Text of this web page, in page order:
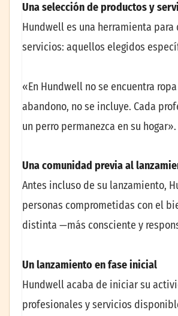
Una selección de productos y
Hundwell es una herramienta
servicios: aquellos elegidos
«En Hundwell no se encuentra
abandono, no se incluye. Cada
un perro permanezca en su hogar».
Una comunidad previa al
Antes incluso de su lanzamiento,
personas comprometidas con el
distinta —más consciente y
Un lanzamiento en fase inicial
Hundwell acaba de iniciar su
profesionales y servicios